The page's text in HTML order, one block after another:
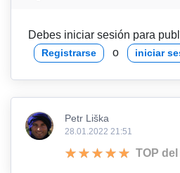
Debes iniciar sesión para
Registrarse o iniciar
Petr Liška
28.01.2022 21:51
TOP